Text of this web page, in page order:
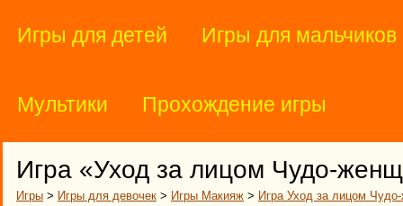
Игры для детей Игры для мальчиков
Мультики Прохождение игры
Игра «Уход за лицом Чудо-
Игры > Игры для девочек > Игры Макияж > Игра Уход за лицом